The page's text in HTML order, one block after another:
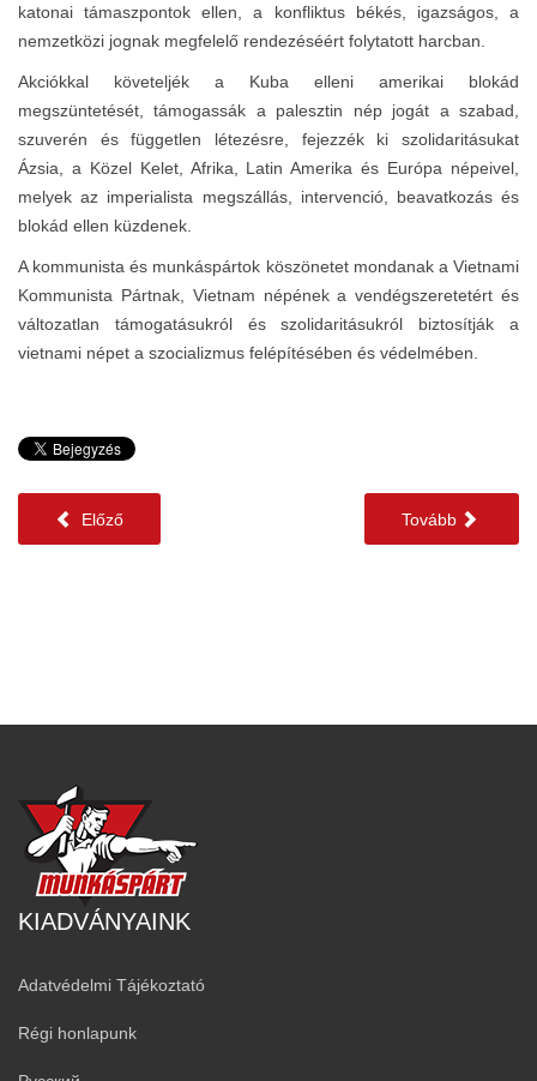
katonai támaszpontok ellen, a konfliktus békés, igazságos, a
nemzetközi jognak megfelelő rendezéséért folytatott harcban.
Akciókkal követeljék a Kuba elleni amerikai blokád
megszüntetését, támogassák a palesztin nép jogát a szabad,
szuverén és független létezésre, fejezzék ki szolidaritásukat
Ázsia, a Közel Kelet, Afrika, Latin Amerika és Európa népeivel,
melyek az imperialista megszállás, intervenció, beavatkozás és
blokád ellen küzdenek.
A kommunista és munkáspártok köszönetet mondanak a Vietnami
Kommunista Pártnak, Vietnam népének a vendégszeretetért és
változatlan támogatásukról és szolidaritásukról biztosítják a
vietnami népet a szocializmus felépítésében és védelmében.
Előző Tovább
KIADVÁNYAINK
Adatvédelmi Tájékoztató
Régi honlapunk